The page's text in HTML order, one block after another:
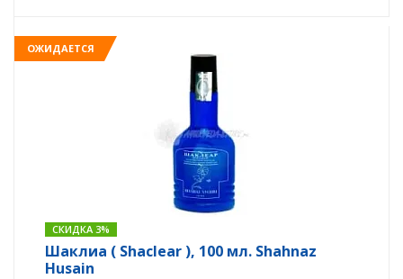
ОЖИДАЕТСЯ
СКИДКА 3%
Шаклиа ( Shaclear ), 100 мл. Shahnaz
Husain